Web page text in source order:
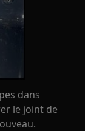
dans
le joint de